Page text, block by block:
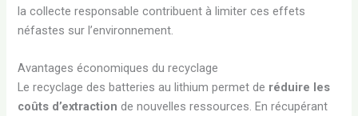
la collecte responsable contribuent à limiter ces effets
néfastes sur l’environnement.
Avantages économiques du recyclage
Le recyclage des batteries au lithium permet de réduire les
coûts d’extraction de nouvelles ressources. En récupérant